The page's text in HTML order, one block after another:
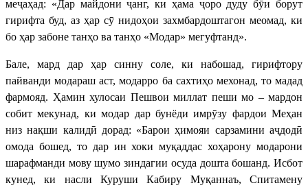
меҷаҳад: «Дар майдони ҷанг, ки ҳама ҷоро дуду бӯи борут
гирифта буд, аз ҳар сӯ нидоҳои захмбардоштагон меомад, ки
бо ҳар забоне танҳо ва танҳо «Модар» мегуфтанд».
Бале, мард дар ҳар синну соле, ки набошад, гирифтору
пайванди модараш аст, модарро ба сахтиҳо мехонад, то мадад
фармояд. Ҳамин хулосаи Пешвои миллат пеши мо – мардон
собит мекунад, ки модар дар бунёди имрӯзу фардои Меҳан
низ нақши калидӣ дорад: «Барои ҳимояи сарзамини аҷдодӣ
омода бошед, то дар ин хоки муқаддас хоҳарону модарони
шарафманди мову шумо зиндагии осуда дошта бошанд. Исбот
кунед, ки насли Куруши Кабиру Муқаннаъ, Спитамену